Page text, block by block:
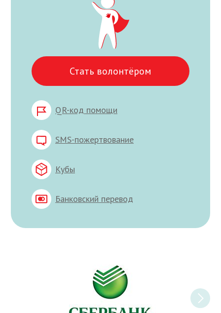
Стать волонтёром
QR-код помощи
SMS-пожертвование
Кубы
Банковский перевод